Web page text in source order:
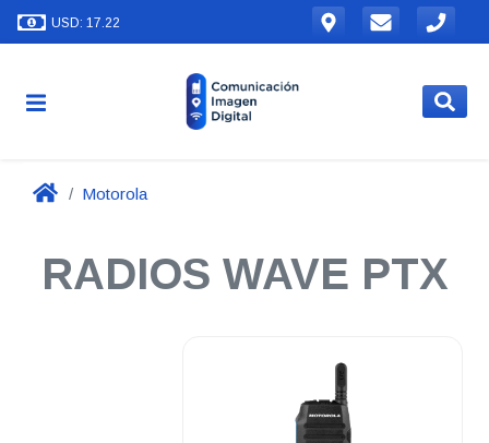
USD: 17.22
Motorola
RADIOS WAVE PTX